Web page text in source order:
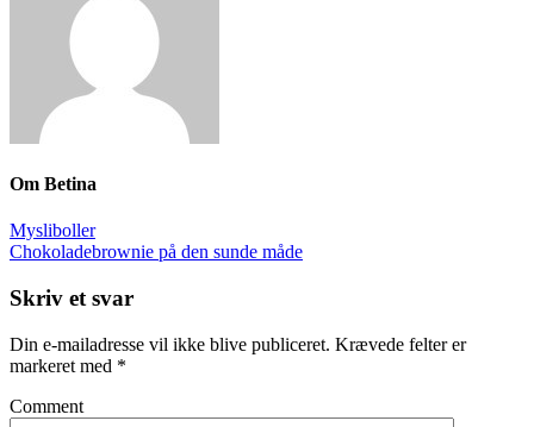
Om Betina
Mysliboller
Chokoladebrownie på den sunde måde
Skriv et svar
Din e-mailadresse vil ikke blive publiceret. Krævede felter er
markeret med *
Comment